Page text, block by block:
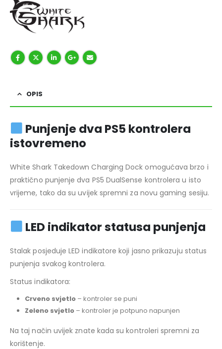
OPIS
Punjenje dva PS5 kontrolera
istovremeno
White Shark Takedown Charging Dock omogućava brzo i
praktično punjenje dva PS5 DualSense kontrolera u isto
vrijeme, tako da su uvijek spremni za novu gaming sesiju.
LED indikator statusa punjenja
Stalak posjeduje LED indikatore koji jasno prikazuju status
punjenja svakog kontrolera.
Status indikatora:
Crveno svjetlo– kontroler se puni
Zeleno svjetlo– kontroler je potpuno napunjen
Na taj način uvijek znate kada su kontroleri spremni za
korištenje.